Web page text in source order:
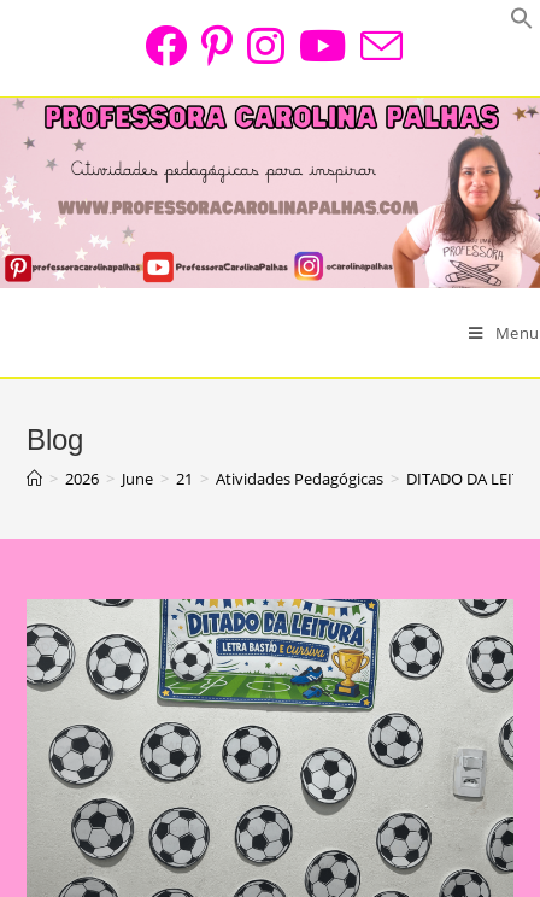
Menu
Blog
> 2026 > June > 21 > Atividades Pedagógicas > DITADO DA